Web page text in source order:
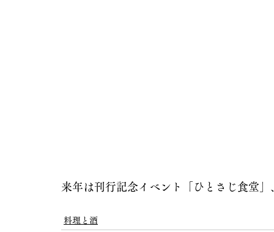
来年は刊行記念イベント「ひとさじ食堂
料理と酒